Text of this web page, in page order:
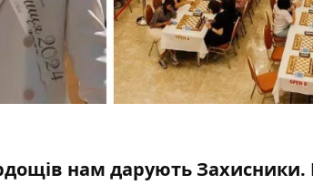
нам дарують Захисники.